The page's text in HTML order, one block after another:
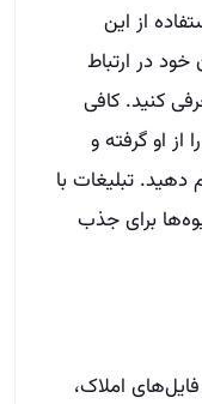
از این
در ارتباط
کنید. کافی
او گرفته و
دهید. تبلیغات با
برای جذب
املاک،